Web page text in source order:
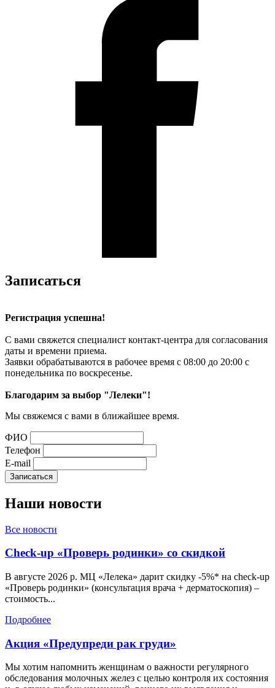
Записаться
Регистрация успешна!
С вами свяжется специалист контакт-центра для согласования
даты и времени приема.
Заявки обрабатываются в рабочее время с 08:00 до 20:00 с
понедельника по воскресенье.
Благодарим за выбор "Лелеки"!
Мы свяжемся с вами в ближайшее время.
ФИО
Телефон
E-mail
Наши новости
Все новости
Check-up «Проверь родинки» со скидкой
В августе 2026 р. МЦ «Лелека» дарит скидку -5%* на check-up
«Проверь родинки» (консультация врача + дерматоскопия) –
стоимость...
Подробнее
Акция «Предупреди рак груди»
Мы хотим напомнить женщинам о важности регулярного
обследования молочных желез с целью контроля их состояния